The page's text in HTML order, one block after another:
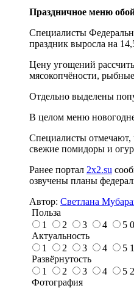
Праздничное меню
Специалисты
праздник выросла на
Цену угощений
мясокопчёности,
Отдельно выделены
В целом меню
Специалисты отмечают,
свежие помидоры и
Ранее портал 2x2.su
озвучены планы
Автор: Светлана
Польза
1
2 3 4 5 0
Актуальность
1
2 3 4 5 1
Развёрнутость
1
2 3 4 5 2
Фотография